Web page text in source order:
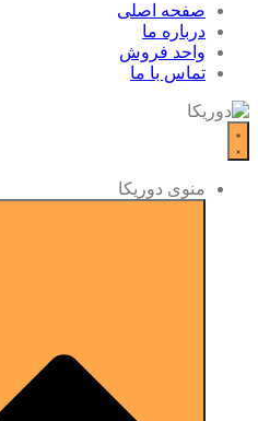
صفحه اصلی
درباره ما
واحد فروش
تماس با ما
منوی دوریکا